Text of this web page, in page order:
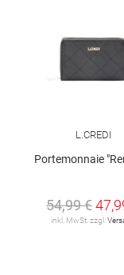
L.CREDI
Portemonnaie
54,99 €
inkl. MwSt. zzgl.